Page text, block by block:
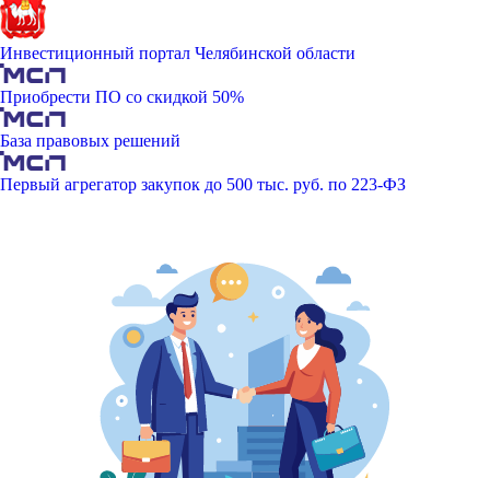
Инвестиционный портал Челябинской области
Приобрести ПО со скидкой 50%
База правовых решений
Первый агрегатор закупок до 500 тыс. руб. по 223-ФЗ